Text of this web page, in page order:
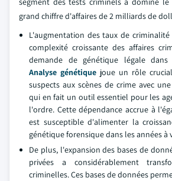
grand chiffre d'affaires de 2 milliards de
L'augmentation des taux de
complexité croissante des affaires
demande de génétique légale
Analyse génétique joue un rôle
suspects aux scènes de crime avec
qui en fait un outil essentiel pour les
l'ordre. Cette dépendance accrue à
est susceptible d'alimenter la
génétique forensique dans les années à
De plus, l'expansion des bases de
privées a considérablement
criminelles. Ces bases de données